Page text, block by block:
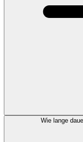
Wie lange